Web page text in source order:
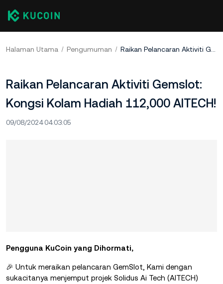
Halaman Utama Pengumuman Raikan Pelancaran Aktiviti Gemslot: Kongsi Kolam Hadiah 112,000 AITECH!
Raikan Pelancaran Aktiviti Gemslot:
Kongsi Kolam Hadiah 112,000 AITECH!
09/08/2024 04:03:05
Pengguna KuCoin yang Dihormati,
🎉 Untuk meraikan pelancaran GemSlot, Kami dengan
sukacitanya menjemput projek Solidus Ai Tech (AITECH)